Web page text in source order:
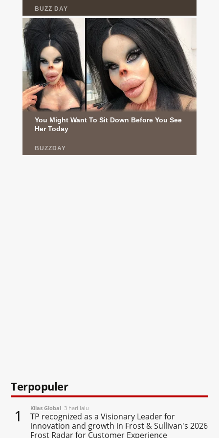
Terpopuler
1 Kilas Global 3 hari lalu
TP recognized as a Visionary Leader for
innovation and growth in Frost & Sullivan's 2026
Frost Radar for Customer Experience